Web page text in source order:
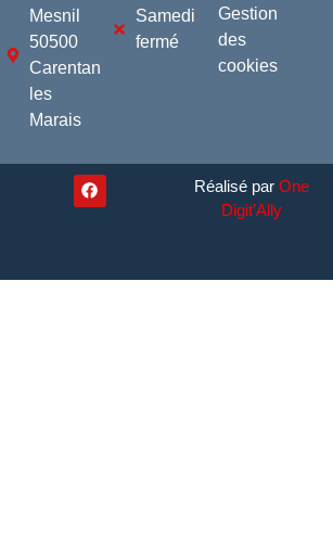
Mesnil
50500
Carentan
les
Marais
Samedi
fermé
Gestion
des
cookies
Réalisé parOne
Digit’Ally